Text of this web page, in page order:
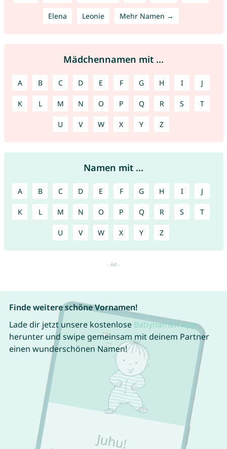
Elena Leonie Mehr Namen →
Mädchennamen mit ...
A B C D E F G H I J
K L M N O P Q R S T
U V W X Y Z
Namen mit ...
A B C D E F G H I J
K L M N O P Q R S T
U V W X Y Z
Finde weitere schöne Vornamen!
Lade dir jetzt unsere kostenlose Babynamen App
herunter und swipe gemeinsam mit deinem Partner
einen wunderschönen Namen!